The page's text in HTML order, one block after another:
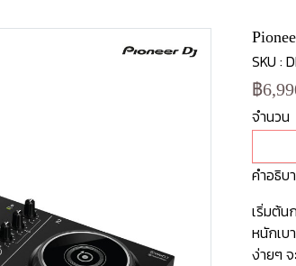
SKU :
฿
จำนวน
คำอธิบ
เริ่มต้น
หนักเบ
ง่ายๆ